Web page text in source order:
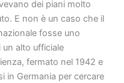
dei piani molto
E non è un caso che il
fosse uno
un alto ufficiale
fermato nel 1942 e
in Germania per cercare